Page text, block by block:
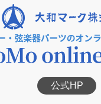
公式HP